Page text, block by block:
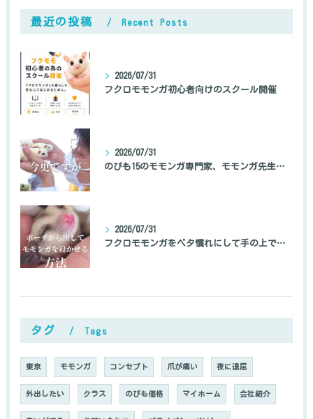
最近の投稿 Recent Posts
2026/07/31
フクロモモンガ初心者向けのスクール開催
2026/07/31
のびも15のモモンガ専門家、モモンガ先生の自己紹介
2026/07/31
フクロモモンガをベタ慣れにして手の上で寝かせる方法
タグ Tags
東京 モモンガ コンセプト 爪が痛い 夜に退屈
外出したい クラス のびも価格 マイホーム 会社紹介